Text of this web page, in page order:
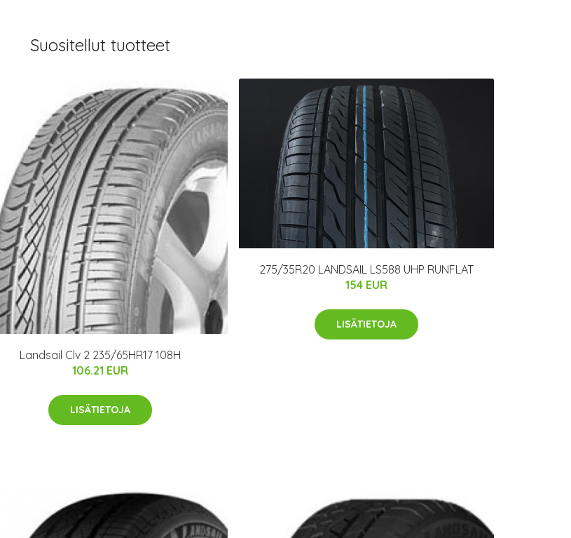
Suositellut tuotteet
Landsail Clv 2 235/65HR17 108H
106.21 EUR
LISÄTIETOJA
275/35R20 LANDSAIL LS588 UHP RUNFLAT
154 EUR
LISÄTIETOJA